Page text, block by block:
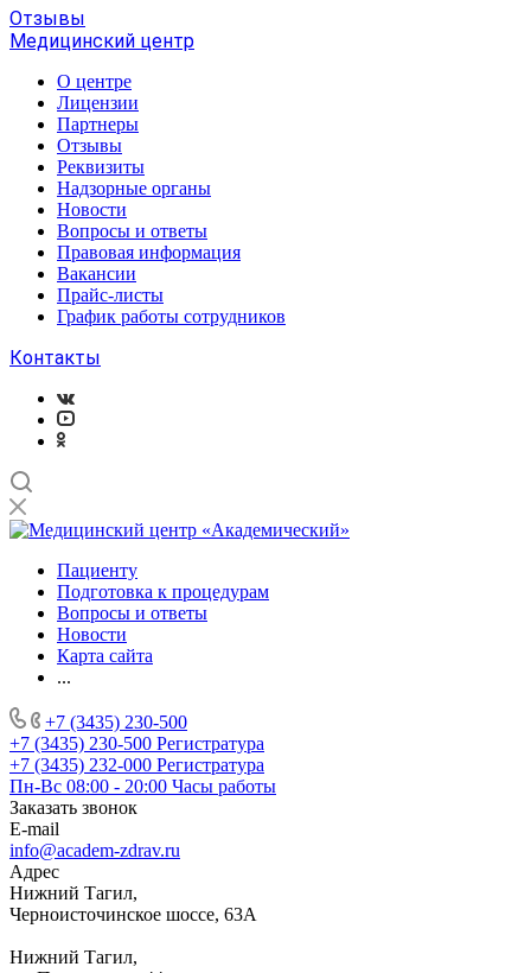
Отзывы
Медицинский центр
О центре
Лицензии
Партнеры
Отзывы
Реквизиты
Надзорные органы
Новости
Вопросы и ответы
Правовая информация
Вакансии
Прайс-листы
График работы сотрудников
Контакты
Пациенту
Подготовка к процедурам
Вопросы и ответы
Новости
Карта сайта
...
+7 (3435) 230-500
+7 (3435) 230-500 Регистратура
+7 (3435) 232-000 Регистратура
Пн-Вс 08:00 - 20:00 Часы работы
Заказать звонок
E-mail
info@academ-zdrav.ru
Адрес
Нижний Тагил,
Черноисточинское шоссе, 63А
Нижний Тагил,